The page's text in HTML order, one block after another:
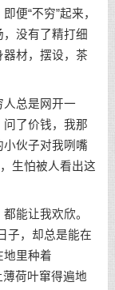
“不穷”起来，
没有了精打细
材，摆设，茶
总是网开一
了价钱，我那
伙子对我咧嘴
生怕被人看出这
能让我欢欣。
子，却总是能在
地里种着
荷叶窜得遍地